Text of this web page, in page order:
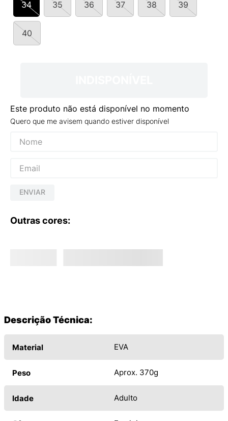
34 35 36 37 38 39
40
Este produto não está disponível no momento
Quero que me avisem quando estiver disponível
ENVIAR
Outras cores:
Descrição Técnica:
Material EVA
Peso Aprox. 370g
Idade Adulto
º
NEW 530
10º VANS TÊNIS VANS ULTRARANGE